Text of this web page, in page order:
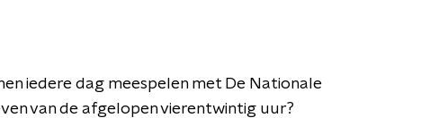
iedere dag meespelen met De Nationale
van de afgelopen vierentwintig uur?